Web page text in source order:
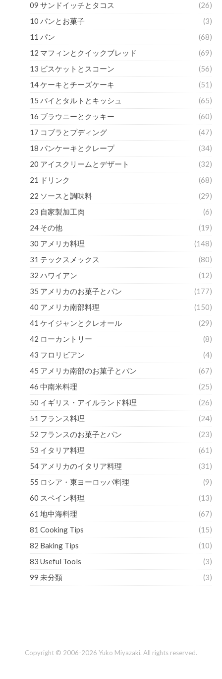
09 サンドイッチとタコス
(26)
10 パンとお菓子
(3)
11 パン
(68)
12 マフィンとクイックブレッド
(69)
13 ビスケットとスコーン
(56)
14 ケーキとチーズケーキ
(51)
15 パイとタルトとキッシュ
(65)
16 ブラウニーとクッキー
(60)
17 コブラとプディング
(47)
18 パンケーキとクレープ
(34)
20 アイスクリームとデザート
(32)
21 ドリンク
(68)
22 ソースと調味料
(29)
23 自家製加工肉
(6)
24 その他
(19)
30 アメリカ料理
(148)
31 テックスメックス
(80)
32 ハワイアン
(12)
35 アメリカのお菓子とパン
(177)
40 アメリカ南部料理
(150)
41 ケイジャンとクレオール
(29)
42 ローカントリー
(8)
43 フロリビアン
(4)
45 アメリカ南部のお菓子とパン
(67)
46 中南米料理
(25)
50 イギリス・アイルランド料理
(26)
51 フランス料理
(24)
52 フランスのお菓子とパン
(23)
53 イタリア料理
(61)
54 アメリカのイタリア料理
(31)
55 ロシア・東ヨーロッパ料理
(9)
60 スペイン料理
(13)
61 地中海料理
(67)
81 Cooking Tips
(15)
82 Baking Tips
(10)
83 Useful Tools
(3)
99 未分類
(3)
Copyright © 2006-2026 Yuko Miyazaki. All rights reserved.